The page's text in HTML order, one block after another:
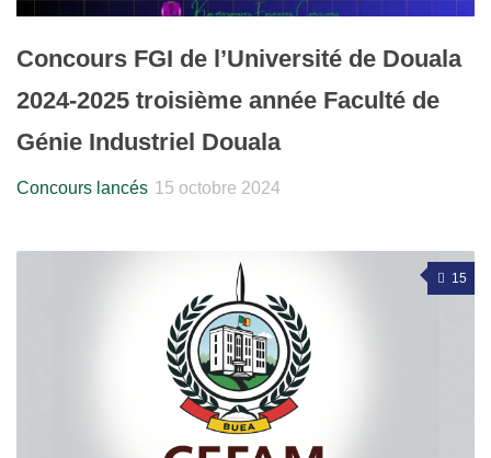
Concours FGI de l’Université de Douala
2024-2025 troisième année Faculté de
Génie Industriel Douala
Concours lancés 15 octobre 2024
15